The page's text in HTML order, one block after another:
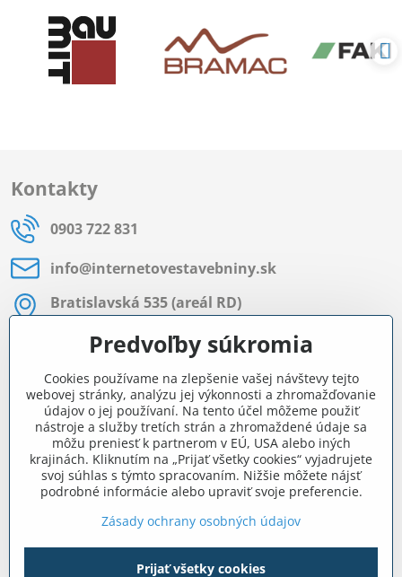
Kontakty
0903 722 831
info​@internetovestavebniny​.sk
Bratislavská 535 (areál RD)
Most pri Bratislave
Pon - Pia 8:00 - 11:30 a 12:15 - 15:30
Facebook
Navigácia
Všetko o nákupe
©2026Copyright
Predvoľby súkromia
Cookies používame na zlepšenie vašej návštevy tejto
webovej stránky, analýzu jej výkonnosti a zhromažďovanie
údajov o jej používaní. Na tento účel môžeme použiť
nástroje a služby tretích strán a zhromaždené údaje sa
môžu preniesť k partnerom v EÚ, USA alebo iných
krajinách. Kliknutím na „Prijať všetky cookies“ vyjadrujete
svoj súhlas s týmto spracovaním. Nižšie môžete nájsť
podrobné informácie alebo upraviť svoje preferencie.
Zásady ochrany osobných údajov
Prijať všetky cookies